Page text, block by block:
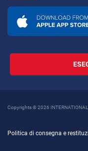
Copyrights © 2026 INTERNATIONAL
Politica di consegna e